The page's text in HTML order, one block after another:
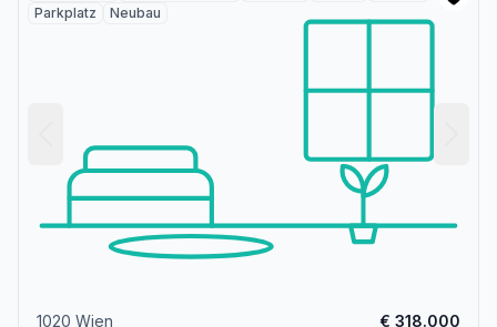
Parkplatz
Neubau
1020 Wien € 318.000